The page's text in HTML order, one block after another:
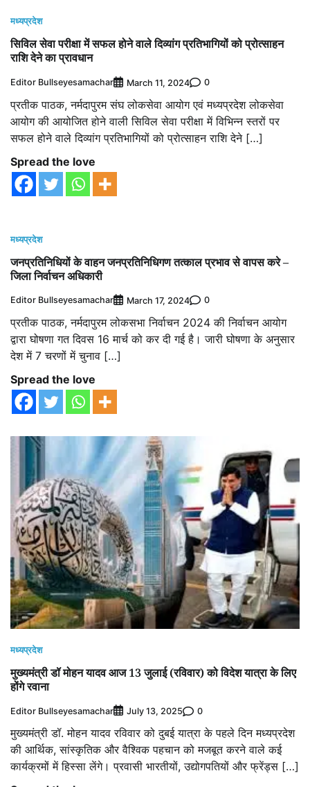
मध्यप्रदेश
सिविल सेवा परीक्षा में सफल होने वाले दिव्यांग प्रतिभागियों को प्रोत्साहन
राशि देने का प्रावधान
Editor Bullseyesamachar March 11, 2024 0
प्रतीक पाठक, नर्मदापुरम संघ लोकसेवा आयोग एवं मध्यप्रदेश लोकसेवा
आयोग की आयोजित होने वाली सिविल सेवा परीक्षा में विभिन्न स्तरों पर
सफल होने वाले दिव्यांग प्रतिभागियों को प्रोत्साहन राशि देने […]
Spread the love
मध्यप्रदेश
जनप्रतिनिधियों के वाहन जनप्रतिनिधिगण तत्काल प्रभाव से वापस करे –
जिला निर्वाचन अधिकारी
Editor Bullseyesamachar March 17, 2024 0
प्रतीक पाठक, नर्मदापुरम लोकसभा निर्वाचन 2024 की निर्वाचन आयोग
द्वारा घोषणा गत दिवस 16 मार्च को कर दी गई है। जारी घोषणा के अनुसार
देश में 7 चरणों में चुनाव […]
Spread the love
मध्यप्रदेश
मुख्यमंत्री डॉ मोहन यादव आज 13 जुलाई (रविवार) को विदेश यात्रा के लिए
होंगे रवाना
Editor Bullseyesamachar July 13, 2025 0
मुख्यमंत्री डॉ. मोहन यादव रविवार को दुबई यात्रा के पहले दिन मध्यप्रदेश
की आर्थिक, सांस्कृतिक और वैश्विक पहचान को मजबूत करने वाले कई
कार्यक्रमों में हिस्सा लेंगे। प्रवासी भारतीयों, उद्योगपतियों और फ्रेंड्स […]